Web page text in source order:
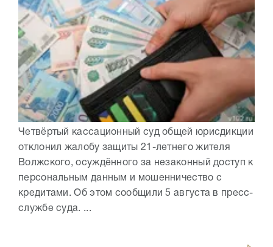
Четвёртый кассационный суд общей юрисдикции
отклонил жалобу защиты 21-летнего жителя
Волжского, осуждённого за незаконный доступ к
персональным данным и мошенничество с
кредитами. Об этом сообщили 5 августа в пресс-
службе суда. ...